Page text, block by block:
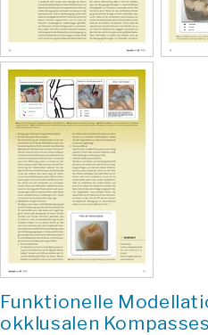
Funktionelle
okklusalen Kompasses